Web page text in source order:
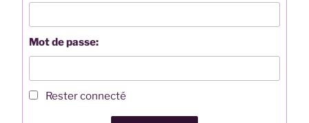
Mot de passe:
Rester connecté